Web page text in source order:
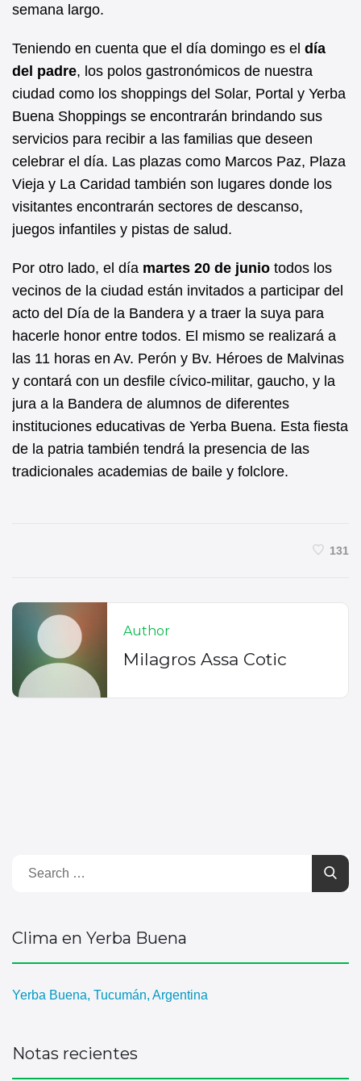
semana largo.
Teniendo en cuenta que el día domingo es el día
del padre, los polos gastronómicos de nuestra
ciudad como los shoppings del Solar, Portal y Yerba
Buena Shoppings se encontrarán brindando sus
servicios para recibir a las familias que deseen
celebrar el día. Las plazas como Marcos Paz, Plaza
Vieja y La Caridad también son lugares donde los
visitantes encontrarán sectores de descanso,
juegos infantiles y pistas de salud.
Por otro lado, el día martes 20 de junio todos los
vecinos de la ciudad están invitados a participar del
acto del Día de la Bandera y a traer la suya para
hacerle honor entre todos. El mismo se realizará a
las 11 horas en Av. Perón y Bv. Héroes de Malvinas
y contará con un desfile cívico-militar, gaucho, y la
jura a la Bandera de alumnos de diferentes
instituciones educativas de Yerba Buena. Esta fiesta
de la patria también tendrá la presencia de las
tradicionales academias de baile y folclore.
131
Author
Milagros Assa Cotic
Clima en Yerba Buena
Yerba Buena, Tucumán, Argentina
Notas recientes